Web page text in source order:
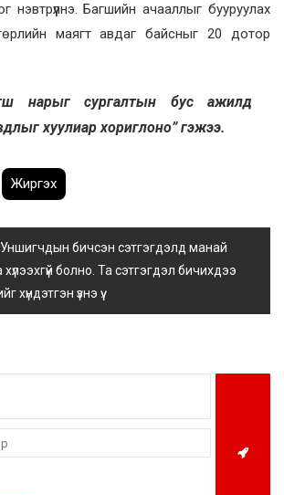
нэвтрүүлнэ. Багшийн ачааллыг бууруулах
маягт авдаг байсныг 20 дотор
нарыг сургалтын бус ажилд
хуулиар хориглоно” гэжээ.
Жиргэх
бичсэн сэтгэгдэлд манай
болно. Та сэтгэгдэл бичихдээ
үзнэ үү.